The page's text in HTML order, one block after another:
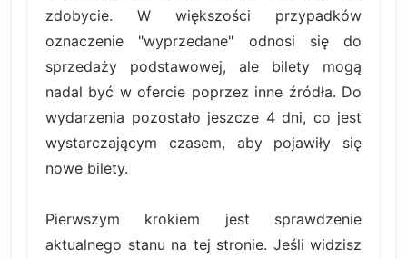
zdobycie. W większości przypadków
oznaczenie "wyprzedane" odnosi się do
sprzedaży podstawowej, ale bilety mogą
nadal być w ofercie poprzez inne źródła. Do
wydarzenia pozostało jeszcze 4 dni, co jest
wystarczającym czasem, aby pojawiły się
nowe bilety.
Pierwszym krokiem jest sprawdzenie
aktualnego stanu na tej stronie. Jeśli widzisz